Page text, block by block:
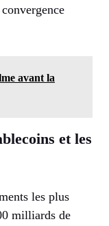
avant la
et les
les plus
milliards de